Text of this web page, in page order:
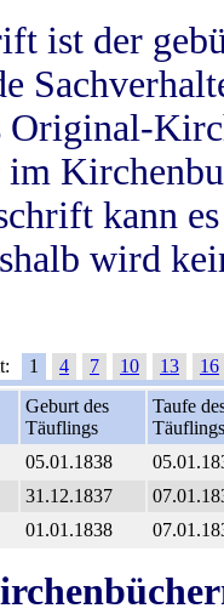
ist der
kann
wird
1 4 7 10 13
16
Geburt des
Täuflings
Taufe
Täuflings
05.01.1838
31.12.1837
01.01.1838